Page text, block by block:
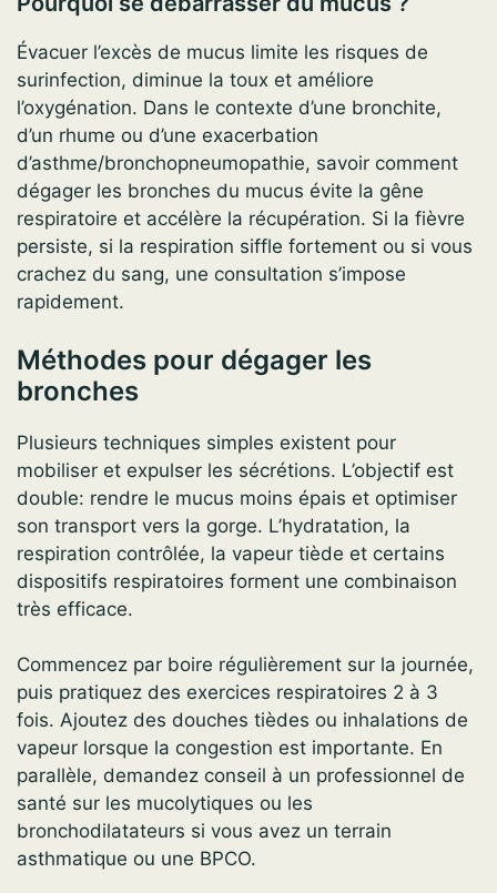
Évacuer l’excès de mucus limite les risques de
surinfection, diminue la toux et améliore
l’oxygénation. Dans le contexte d’une bronchite,
d’un rhume ou d’une exacerbation
d’asthme/bronchopneumopathie, savoir comment
dégager les bronches du mucus évite la gêne
respiratoire et accélère la récupération. Si la fièvre
persiste, si la respiration siffle fortement ou si vous
crachez du sang, une consultation s’impose
rapidement.
Méthodes pour dégager les
bronches
Plusieurs techniques simples existent pour
mobiliser et expulser les sécrétions. L’objectif est
double: rendre le mucus moins épais et optimiser
son transport vers la gorge. L’hydratation, la
respiration contrôlée, la vapeur tiède et certains
dispositifs respiratoires forment une combinaison
très efficace.
Commencez par boire régulièrement sur la journée,
puis pratiquez des exercices respiratoires 2 à 3
fois. Ajoutez des douches tièdes ou inhalations de
vapeur lorsque la congestion est importante. En
parallèle, demandez conseil à un professionnel de
santé sur les mucolytiques ou les
bronchodilatateurs si vous avez un terrain
asthmatique ou une BPCO.